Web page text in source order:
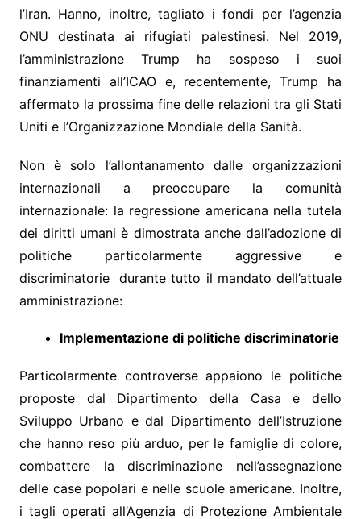
l’Iran. Hanno, inoltre, tagliato i fondi per l’agenzia
ONU destinata ai rifugiati palestinesi. Nel 2019,
l’amministrazione Trump ha sospeso i suoi
finanziamenti all’ICAO e, recentemente, Trump ha
affermato la prossima fine delle relazioni tra gli Stati
Uniti e l’Organizzazione Mondiale della Sanità.
Non è solo l’allontanamento dalle organizzazioni
internazionali a preoccupare la comunità
internazionale: la regressione americana nella tutela
dei diritti umani è dimostrata anche dall’adozione di
politiche particolarmente aggressive e
discriminatorie durante tutto il mandato dell’attuale
amministrazione:
Implementazione di politiche discriminatorie
Particolarmente controverse appaiono le politiche
proposte dal Dipartimento della Casa e dello
Sviluppo Urbano e dal Dipartimento dell’Istruzione
che hanno reso più arduo, per le famiglie di colore,
combattere la discriminazione nell’assegnazione
delle case popolari e nelle scuole americane. Inoltre,
i tagli operati all’Agenzia di Protezione Ambientale